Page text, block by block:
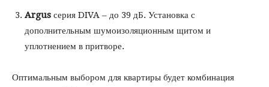
Argus серия DIVA – до 39 дБ. Установка с
дополнительным шумоизоляционным щитом и
уплотнением в притворе.
Оптимальным выбором для квартиры будет комбинация